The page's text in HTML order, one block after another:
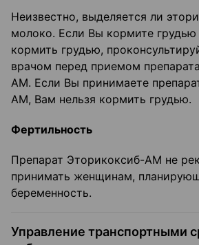
Неизвестно, выделяется ли
молоко. Если Вы кормите грудью
кормить грудью,
врачом перед приемом
АМ. Если Вы принимаете
АМ, Вам нельзя кормить грудью.
Фертильность
Препарат Эторикоксиб-АМ не
принимать женщинам,
беременность.
Управление транспортными